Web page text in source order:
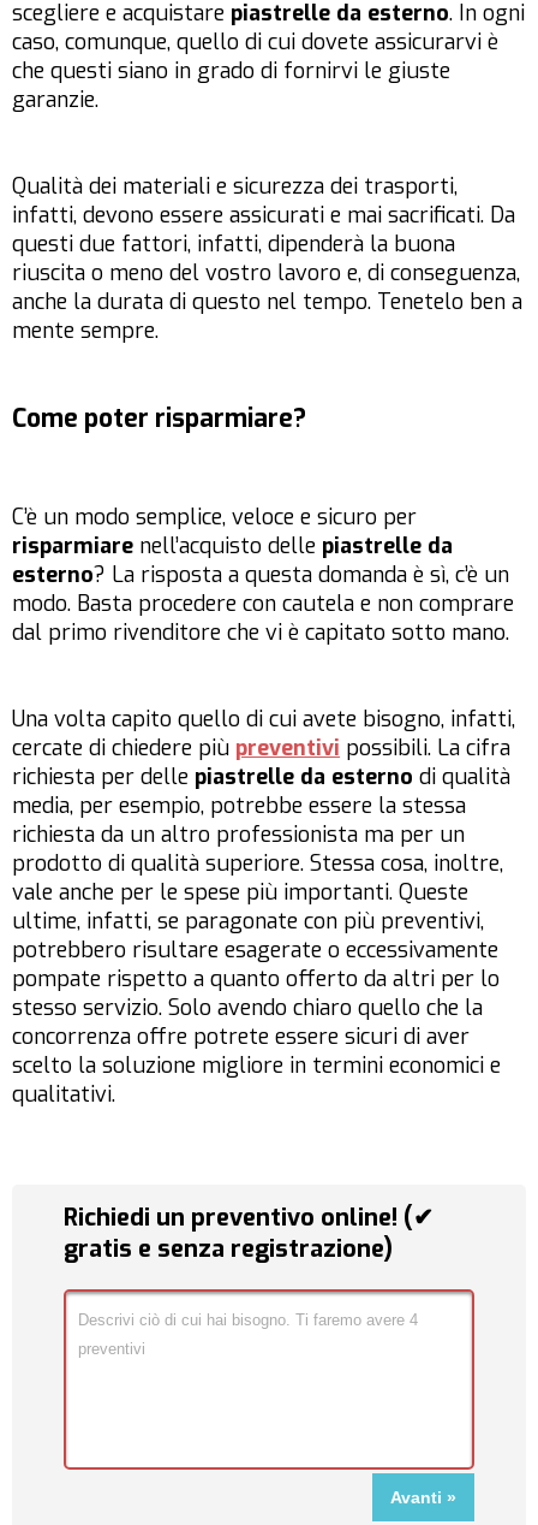
scegliere e acquistare piastrelle da esterno. In ogni
caso, comunque, quello di cui dovete assicurarvi è
che questi siano in grado di fornirvi le giuste
garanzie.
Qualità dei materiali e sicurezza dei trasporti,
infatti, devono essere assicurati e mai sacrificati. Da
questi due fattori, infatti, dipenderà la buona
riuscita o meno del vostro lavoro e, di conseguenza,
anche la durata di questo nel tempo. Tenetelo ben a
mente sempre.
Come poter risparmiare?
C’è un modo semplice, veloce e sicuro per
risparmiare nell’acquisto delle piastrelle da
esterno? La risposta a questa domanda è sì, c’è un
modo. Basta procedere con cautela e non comprare
dal primo rivenditore che vi è capitato sotto mano.
Una volta capito quello di cui avete bisogno, infatti,
cercate di chiedere più preventivi possibili. La cifra
richiesta per delle piastrelle da esterno di qualità
media, per esempio, potrebbe essere la stessa
richiesta da un altro professionista ma per un
prodotto di qualità superiore. Stessa cosa, inoltre,
vale anche per le spese più importanti. Queste
ultime, infatti, se paragonate con più preventivi,
potrebbero risultare esagerate o eccessivamente
pompate rispetto a quanto offerto da altri per lo
stesso servizio. Solo avendo chiaro quello che la
concorrenza offre potrete essere sicuri di aver
scelto la soluzione migliore in termini economici e
qualitativi.
Richiedi un preventivo online! (✔
gratis e senza registrazione)